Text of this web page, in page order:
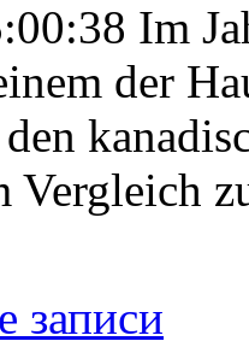
Im
der
Vergleich
записи